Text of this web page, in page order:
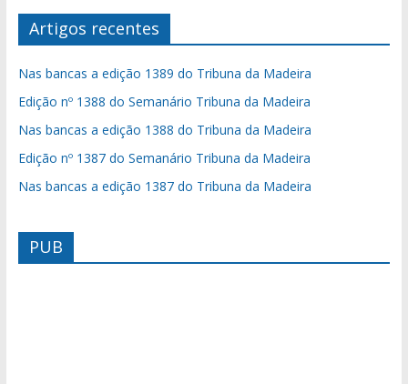
Artigos recentes
Nas bancas a edição 1389 do Tribuna da Madeira
Edição nº 1388 do Semanário Tribuna da Madeira
Nas bancas a edição 1388 do Tribuna da Madeira
Edição nº 1387 do Semanário Tribuna da Madeira
Nas bancas a edição 1387 do Tribuna da Madeira
PUB